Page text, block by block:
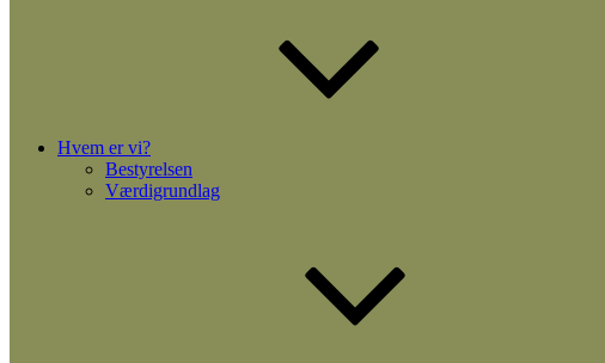
Hvem er vi?
Bestyrelsen
Værdigrundlag